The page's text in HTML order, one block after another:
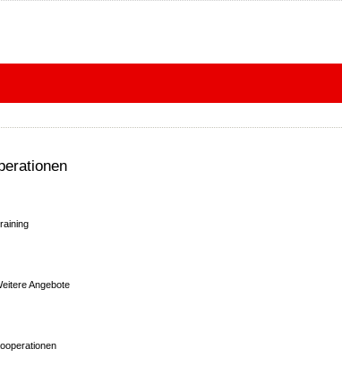
Angebote